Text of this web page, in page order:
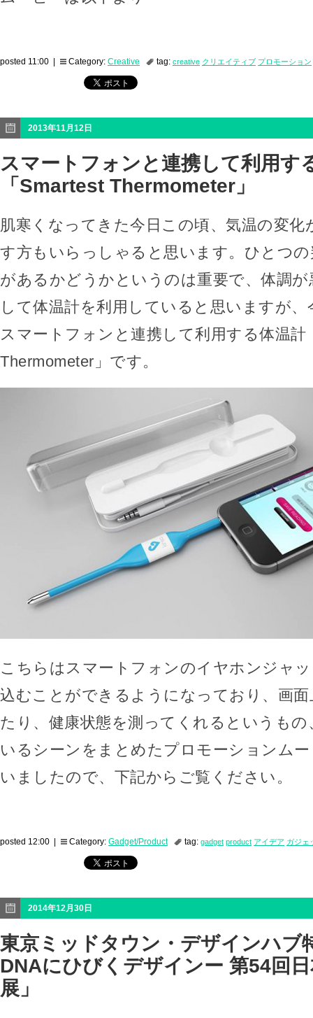
posted 11:00 | Category: Creative tag: creative クリエイティブ プロモーション
2013年11月12日
スマートフォンと連携して利用す
「Smartest Thermometer」
肌寒くなってきた今日この頃、気温の変化
す方もいらっしゃると思います。ひとつ
があるかどうかというのは重要で、体調
して体温計を利用していると思いますが
スマートフォンと連携して利用する体温計
Thermometer」です。
こちらはスマートフォンのイヤホンジャ
込むことができるようになっており、画
たり、健康状態を測ってくれるというもの
いるシーンをまとめたプロモーションム
いましたので、下記からご覧ください。
posted 12:00 | Category: Gadget/Product tag: gadget product アイデア ガジェ
2014年12月30日
東京ミッドタウン・デザインハブ
DNAにひびくデザインー 第54回
展」